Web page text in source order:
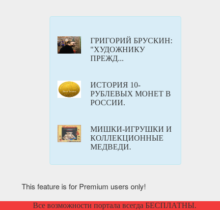
ГРИГОРИЙ БРУСКИН:
"ХУДОЖНИКУ
ПРЕЖД...
ИСТОРИЯ 10-
РУБЛЕВЫХ МОНЕТ В
РОССИИ.
МИШКИ-ИГРУШКИ И
КОЛЛЕКЦИОННЫЕ
МЕДВЕДИ.
This feature is for Premium users only!
Все возможности портала всегда БЕСПЛАТНЫ.